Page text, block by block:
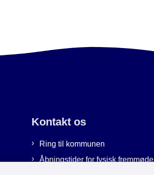
Kontakt os
Ring til kommunen
Åbningstider for fysisk fremmøde